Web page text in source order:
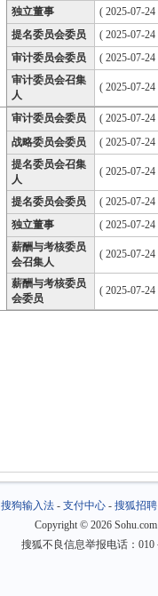
独立董事
( 2025-07-
提名委员会委员
( 2025-07-
审计委员会委员
( 2025-07-
审计委员会召集
人
( 2025-07-
审计委员会委员
( 2025-07-
战略委员会委员
( 2025-07-
提名委员会召集
人
( 2025-07-
提名委员会委员
( 2025-07-
独立董事
( 2025-07-
薪酬与考核委员
会召集人
( 2025-07-
薪酬与考核委员
会委员
( 2025-07-
搜狗输入法- 支付中心- 搜狐招聘
Copyright © 2026
搜狐不良信息举报电话：010